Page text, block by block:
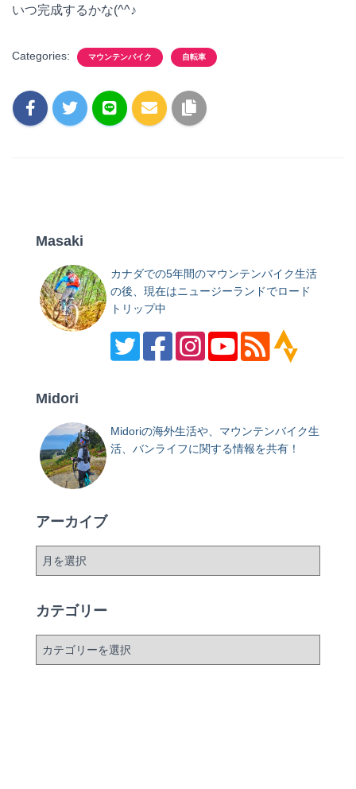
いつ完成するかな(^^♪
Categories: マウンテンバイク 自転車
Masaki
カナダでの5年間のマウンテンバイク生活
の後、現在はニュージーランドでロード
トリップ中
Midori
Midoriの海外生活や、マウンテンバイク生
活、バンライフに関する情報を共有！
アーカイブ
ア
イ
カテゴリー